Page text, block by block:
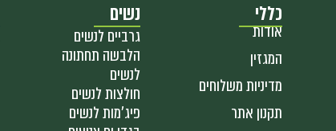
כללי
אודות
המגזין
מדיניות משלוחים
תקנון אתר
נשים
גרביים לנשים
הלבשה תחתונה
לנשים
חולצות לנשים
פיג'מות לנשים